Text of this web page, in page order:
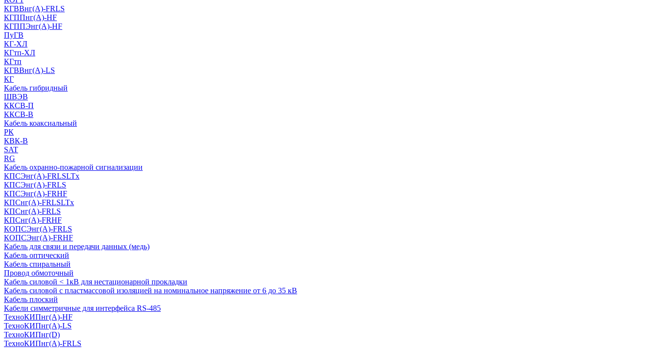
КГВВнг(А)-FRLS
КГППнг(A)-HF
КГППЭнг(A)-HF
ПуГВ
КГ-ХЛ
КГтп-ХЛ
КГтп
КГВВнг(А)-LS
КГ
Кабель гибридный
ШВЭВ
ККСВ-П
ККСВ-В
Кабель коаксиальный
РК
КВК-В
SAT
RG
Кабель охранно-пожарной сигнализации
КПСЭнг(А)-FRLSLTx
КПСЭнг(А)-FRLS
КПСЭнг(А)-FRHF
КПСнг(А)-FRLSLTx
КПСнг(А)-FRLS
КПСнг(А)-FRHF
КОПСЭнг(А)-FRLS
КОПСЭнг(А)-FRHF
Кабель для связи и передачи данных (медь)
Кабель оптический
Кабель спиральный
Провод обмоточный
Кабель силовой < 1кВ для нестационарной прокладки
Кабель силовой с пластмассовой изоляцией на номинальное напряжение от 6 до 35 кВ
Кабель плоский
Кабели симметричные для интерфейса RS-485
ТеxноКИПнг(A)-HF
ТеxноКИПнг(A)-LS
ТеxноКИПнг(D)
ТехноКИПнг(A)-FRLS